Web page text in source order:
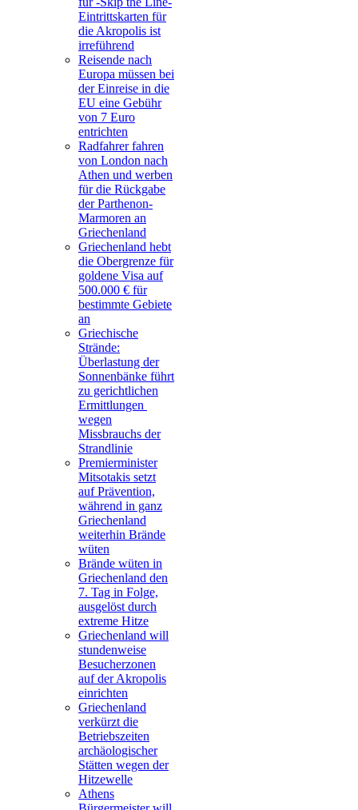
Eintrittskarten für
die Akropolis ist
irreführend
Reisende nach
Europa müssen bei
der Einreise in die
EU eine Gebühr
von 7 Euro
entrichten
Radfahrer fahren
von London nach
Athen und werben
für die Rückgabe
der Parthenon-
Marmoren an
Griechenland
Griechenland hebt
die Obergrenze für
goldene Visa auf
500.000 € für
bestimmte Gebiete
an
Griechische
Strände:
Überlastung der
Sonnenbänke führt
zu gerichtlichen
Ermittlungen
wegen
Missbrauchs der
Strandlinie
Premierminister
Mitsotakis setzt
auf Prävention,
während in ganz
Griechenland
weiterhin Brände
wüten
Brände wüten in
Griechenland den
7. Tag in Folge,
ausgelöst durch
extreme Hitze
Griechenland will
stundenweise
Besucherzonen
auf der Akropolis
einrichten
Griechenland
verkürzt die
Betriebszeiten
archäologischer
Stätten wegen der
Hitzewelle
Athens